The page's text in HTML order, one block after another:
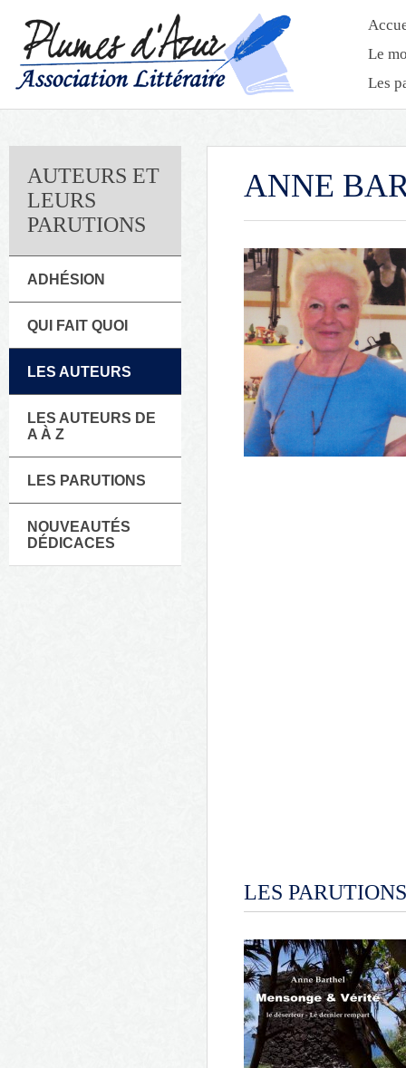
Le
Les
AUTEURS ET
LEURS
PARUTIONS
ADHÉSION
QUI FAIT QUOI
LES AUTEURS
LES AUTEURS DE
A À Z
LES PARUTIONS
NOUVEAUTÉS
DÉDICACES
ANNE
LES